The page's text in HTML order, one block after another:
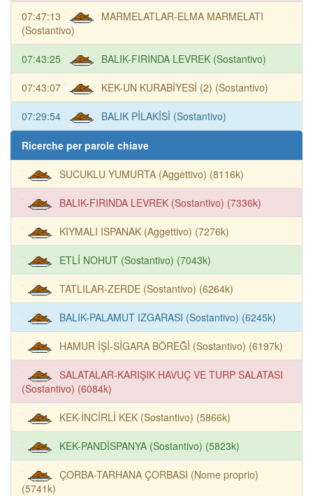
07:47:13
MARMELATLAR-ELMA MARMELATI
(Sostantivo)
07:43:25 BALIK-FIRINDA LEVREK (Sostantivo)
07:43:07 KEK-UN KURABİYESİ (2) (Sostantivo)
07:29:54 BALIK PİLAKİSİ (Sostantivo)
Ricerche per parole chiave
SUCUKLU YUMURTA (Aggettivo) (8116k)
BALIK-FIRINDA LEVREK (Sostantivo) (7336k)
KIYMALI ISPANAK (Aggettivo) (7276k)
ETLİ NOHUT (Sostantivo) (7043k)
TATLILAR-ZERDE (Sostantivo) (6264k)
BALIK-PALAMUT IZGARASI (Sostantivo) (6245k)
HAMUR İŞİ-SİGARA BÖREĞİ (Sostantivo) (6197k)
SALATALAR-KARIŞIK HAVUÇ VE TURP SALATASI
(Sostantivo) (6084k)
KEK-İNCİRLİ KEK (Sostantivo) (5866k)
KEK-PANDİSPANYA (Sostantivo) (5823k)
ÇORBA-TARHANA ÇORBASI (Nome proprio)
(5741k)